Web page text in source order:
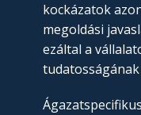
kockázatok
megoldási
ezáltal a
tudatosságának